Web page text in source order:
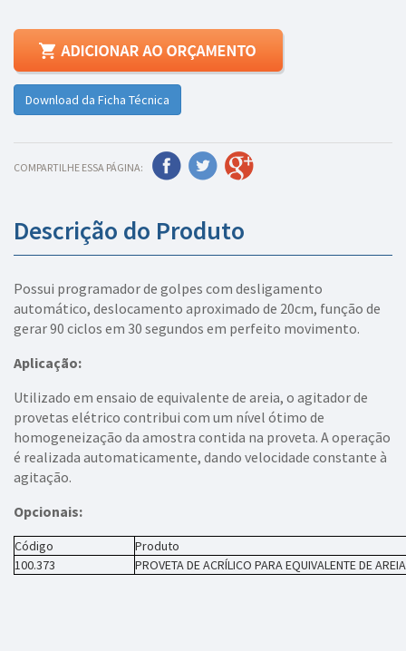
Download da Ficha Técnica
COMPARTILHE ESSA PÁGINA:
Descrição do Produto
Possui programador de golpes com desligamento
automático, deslocamento aproximado de 20cm, função de
gerar 90 ciclos em 30 segundos em perfeito movimento.
Aplicação:
Utilizado em ensaio de equivalente de areia, o agitador de
provetas elétrico contribui com um nível ótimo de
homogeneização da amostra contida na proveta. A operação
é realizada automaticamente, dando velocidade constante à
agitação.
Opcionais:
Código
Produto
100.373
PROVETA DE ACRÍLICO PARA EQUIVALENTE DE AREIA